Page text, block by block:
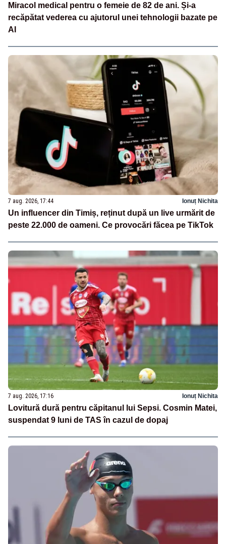
Miracol medical pentru o femeie de 82 de ani. Și-a
recăpătat vederea cu ajutorul unei tehnologii bazate pe
AI
7 aug. 2026, 17:44 Ionuț Nichita
Un influencer din Timiș, reținut după un live urmărit de
peste 22.000 de oameni. Ce provocări făcea pe TikTok
7 aug. 2026, 17:16 Ionuț Nichita
Lovitură dură pentru căpitanul lui Sepsi. Cosmin Matei,
suspendat 9 luni de TAS în cazul de dopaj